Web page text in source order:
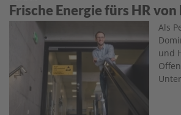
Frische Energie fürs HR
Als
und